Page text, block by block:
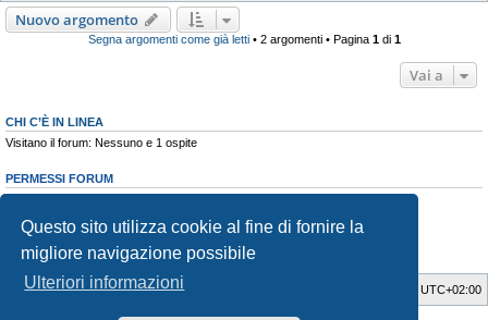
Questo sito utilizza cookie al fine di fornire la
migliore navigazione possibile
Ulteriori informazioni
Nuovo argomento
Segna argomenti come già letti• 2 argomenti • Pagina 1di 1
Vai a
CHI C’È IN LINEA
Visitano il forum: Nessuno e 1 ospite
PERMESSI FORUM
Non puoimodificare i tuoi messaggi
Non puoi
cancellare i tuoi messaggi
Non puoiinviare allegati
SaabWay Club Indice UTC+02:00